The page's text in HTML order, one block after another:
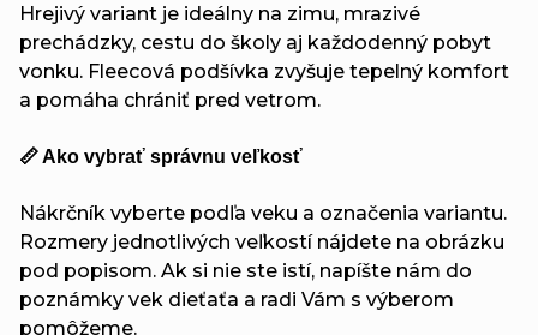
Hrejivý variant je ideálny na zimu, mrazivé
prechádzky, cestu do školy aj každodenný pobyt
vonku. Fleecová podšívka zvyšuje tepelný komfort
a pomáha chrániť pred vetrom.
📏 Ako vybrať správnu veľkosť
Nákrčník vyberte podľa veku a označenia variantu.
Rozmery jednotlivých veľkostí nájdete na obrázku
pod popisom. Ak si nie ste istí, napíšte nám do
poznámky vek dieťaťa a radi Vám s výberom
pomôžeme.